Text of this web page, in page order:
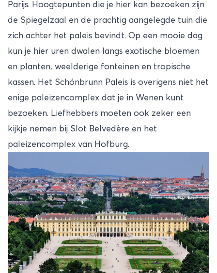
Parijs. Hoogtepunten die je hier kan bezoeken zijn
de Spiegelzaal en de prachtig aangelegde tuin die
zich achter het paleis bevindt. Op een mooie dag
kun je hier uren dwalen langs exotische bloemen
en planten, weelderige fonteinen en tropische
kassen. Het Schönbrunn Paleis is overigens niet het
enige paleizencomplex dat je in Wenen kunt
bezoeken. Liefhebbers moeten ook zeker een
kijkje nemen bij Slot Belvedère en het
paleizencomplex van Hofburg.